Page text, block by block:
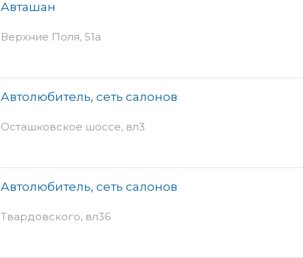
Авташан
Верхние Поля, 51а
Автолюбитель, сеть салонов
Осташковское шоссе, вл3
Автолюбитель, сеть салонов
Твардовского, вл36